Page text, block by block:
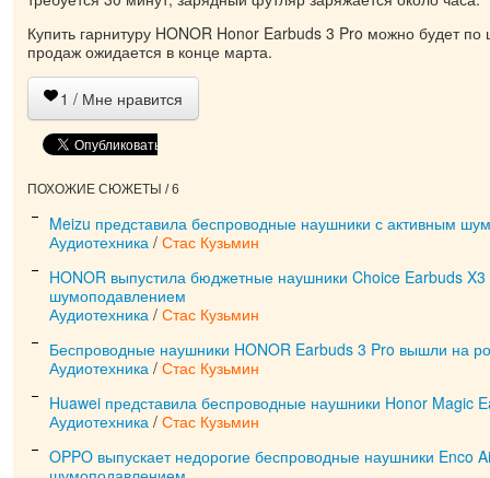
Купить гарнитуру HONOR Honor Earbuds 3 Pro можно будет
продаж ожидается в конце марта.
1 / Мне нравится
ПОХОЖИЕ СЮЖЕТЫ / 6
Meizu представила беспроводные наушники с активным
Аудиотехника / Стас Кузьмин
HONOR выпустила бюджетные наушники Choice Earbuds X3
шумоподавлением
Аудиотехника / Стас Кузьмин
Беспроводные наушники HONOR Earbuds 3 Pro вышли на
Аудиотехника / Стас Кузьмин
Huawei представила беспроводные наушники Honor Magic
Аудиотехника / Стас Кузьмин
OPPO выпускает недорогие беспроводные наушники Enco